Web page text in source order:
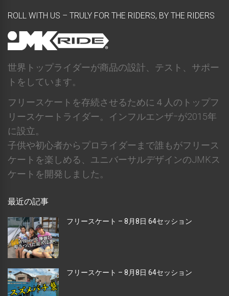
ROLL WITH US – TRULY FOR THE RIDERS, BY THE RIDERS
世界トップライダーが商品の設計、テスト、サポー
トをしています。
フリースケートを存続させるために４人のトップフ
リースケートライダー。インフルエンザｰが2015年
に設立。
子供や初心者からプロライダーまで誰もがフリース
ケートを楽しめる、ユニバーサルデザインのJMKス
ケートを開発しました。
最近の記事
フリースケート – 8月8日 64セッション
フリースケート – 8月8日 64セッション